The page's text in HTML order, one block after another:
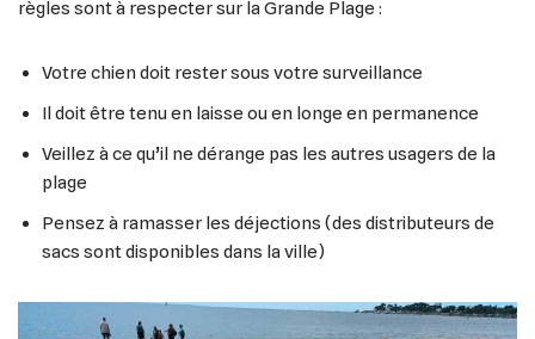
règles sont à respecter sur la Grande Plage :
Votre chien doit rester sous votre surveillance
Il doit être tenu en laisse ou en longe en permanence
Veillez à ce qu’il ne dérange pas les autres usagers de la
plage
Pensez à ramasser les déjections (des distributeurs de
sacs sont disponibles dans la ville)